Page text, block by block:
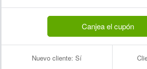
Canjea el cupón
Nuevo cliente: Sí